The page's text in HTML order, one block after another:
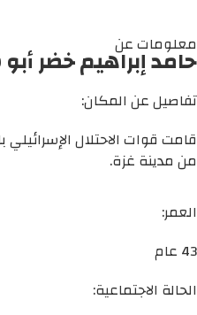
معلومات عن
حامد إبراهيم خضر
تفاصيل عن المكان:
قامت قوات الاحتلال
من مدينة غزة.
العمر:
43 عام
الحالة الاجتماعية: